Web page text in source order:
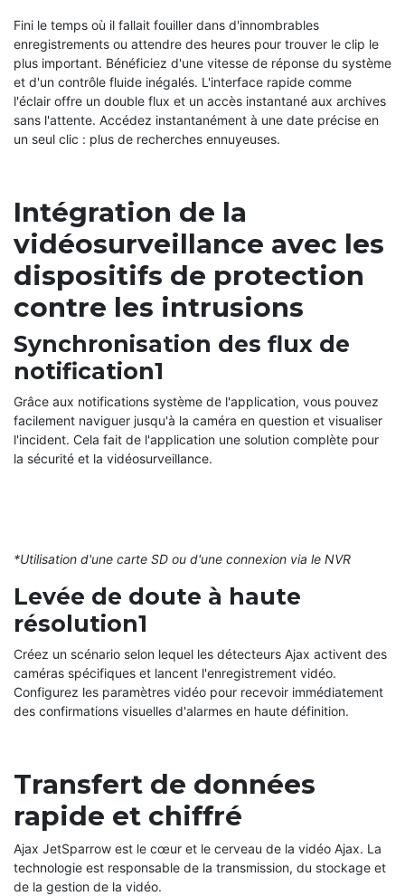
Fini le temps où il fallait fouiller dans d'innombrables
enregistrements ou attendre des heures pour trouver le clip le
plus important. Bénéficiez d'une vitesse de réponse du système
et d'un contrôle fluide inégalés. L'interface rapide comme
l'éclair offre un double flux et un accès instantané aux archives
sans l'attente. Accédez instantanément à une date précise en
un seul clic : plus de recherches ennuyeuses.
Intégration de la
vidéosurveillance avec les
dispositifs de protection
contre les intrusions
Synchronisation des flux de
notification1
Grâce aux notifications système de l'application, vous pouvez
facilement naviguer jusqu'à la caméra en question et visualiser
l'incident. Cela fait de l'application une solution complète pour
la sécurité et la vidéosurveillance.
*Utilisation d'une carte SD ou d'une connexion via le NVR
Levée de doute à haute
résolution1
Créez un scénario selon lequel les détecteurs Ajax activent des
caméras spécifiques et lancent l'enregistrement vidéo.
Configurez les paramètres vidéo pour recevoir immédiatement
des confirmations visuelles d'alarmes en haute définition.
Transfert de données
rapide et chiffré
Ajax JetSparrow est le cœur et le cerveau de la vidéo Ajax. La
technologie est responsable de la transmission, du stockage et
de la gestion de la vidéo.